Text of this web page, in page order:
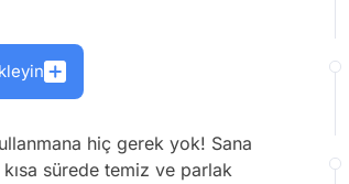
hiç gerek yok! Sana
sürede temiz ve parlak